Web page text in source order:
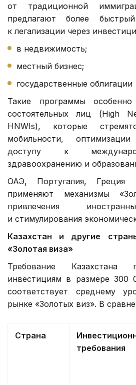
от традиционной
предлагают более
к легализации через
в недвижимость;
местный бизнес;
государственные облигации
Такие программы
состоятельных лиц (High
HNWIs), которые
мобильности, оптимизации
доступу к
здравоохранению и
ОАЭ, Португалия,
применяют механизмы
привлечения
и стимулирования
Казахстан и другие
«Золотая виза»
Требование Казахстана
инвестициям в размере
соответствует среднему
рынке «Золотых виз». В
Страна
требования